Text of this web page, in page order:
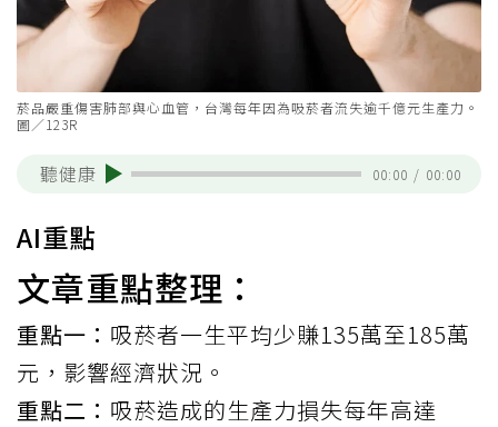
菸品嚴重傷害肺部與心血管，台灣每年因為吸菸者流失逾千億元生產力。
圖／123R
聽健康 00:00 / 00:00
AI重點
文章重點整理：
重點一： 吸菸者一生平均少賺135萬至185萬
元，影響經濟狀況。
重點二： 吸菸造成的生產力損失每年高達